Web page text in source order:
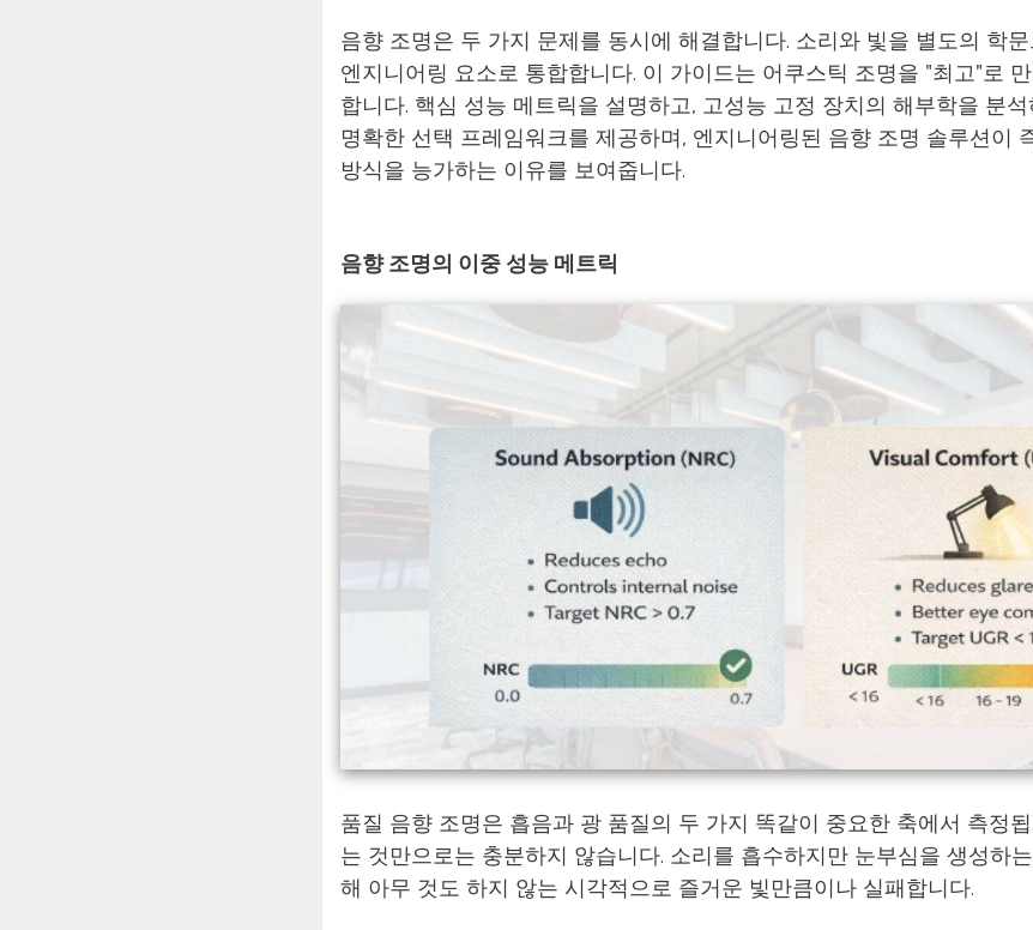
음향 조명은 두 가지 문제를 동시에 해결합니다. 소리와 빛을 별도의 학
엔지니어링 요소로 통합합니다. 이 가이드는 어쿠스틱 조명을 "최고"로
합니다. 핵심 성능 메트릭을 설명하고, 고성능 고정 장치의 해부학을 분
명확한 선택 프레임워크를 제공하며, 엔지니어링된 음향 조명 솔루션이
방식을 능가하는 이유를 보여줍니다.
음향 조명의 이중 성능 메트릭
품질 음향 조명은 흡음과 광 품질의 두 가지 똑같이 중요한 축에서 측정
는 것만으로는 충분하지 않습니다. 소리를 흡수하지만 눈부심을 생성하
해 아무 것도 하지 않는 시각적으로 즐거운 빛만큼이나 실패합니다.